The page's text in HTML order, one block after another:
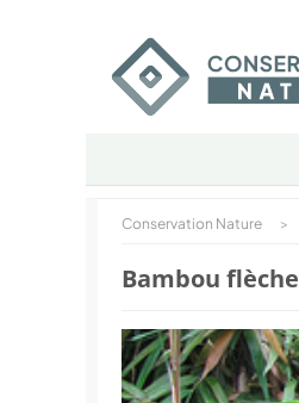
Conservation Nature >
Bambou flèche